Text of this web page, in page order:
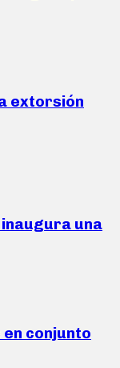
extorsión
inaugura una
en conjunto